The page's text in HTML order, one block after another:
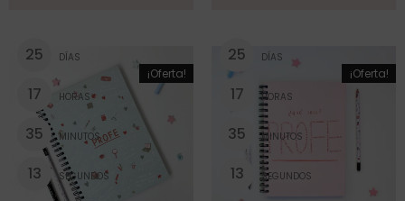
¡Oferta!
25 DÍAS
17 HORAS
35 MINUTOS
13 SEGUNDOS
¡Oferta!
25 DÍAS
17 HORAS
35 MINUTOS
13 SEGUNDOS